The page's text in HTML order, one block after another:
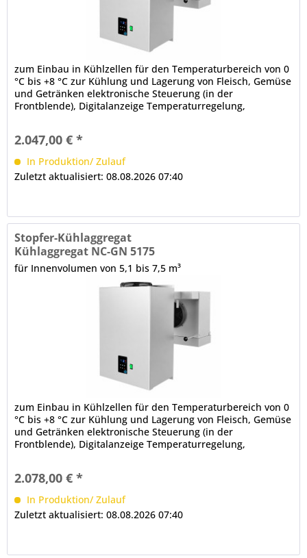
zum Einbau in Kühlzellen für den Temperaturbereich von 0
°C bis +8 °C zur Kühlung und Lagerung von Fleisch, Gemüse
und Getränken elektronische Steuerung (in der
Frontblende), Digitalanzeige Temperaturregelung,
2.047,00 € *
In Produktion/ Zulauf
Zuletzt aktualisiert: 08.08.2026 07:40
Stopfer-Kühlaggregat
Kühlaggregat NC-GN 5175
für Innenvolumen von 5,1 bis 7,5 m³
zum Einbau in Kühlzellen für den Temperaturbereich von 0
°C bis +8 °C zur Kühlung und Lagerung von Fleisch, Gemüse
und Getränken elektronische Steuerung (in der
Frontblende), Digitalanzeige Temperaturregelung,
2.078,00 € *
In Produktion/ Zulauf
Zuletzt aktualisiert: 08.08.2026 07:40